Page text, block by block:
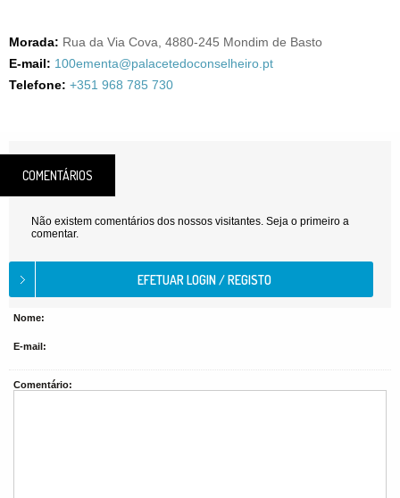
Morada: Rua da Via Cova, 4880-245 Mondim de Basto
E-mail: 100ementa@palacetedoconselheiro.pt
Telefone: +351 968 785 730
COMENTÁRIOS
Não existem comentários dos nossos visitantes. Seja o primeiro a
comentar.
Nome:
E-mail:
Comentário: